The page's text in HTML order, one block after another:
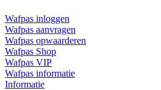
Wafpas inloggen
Wafpas aanvragen
Wafpas opwaarderen
Wafpas Shop
Wafpas VIP
Wafpas informatie
Informatie